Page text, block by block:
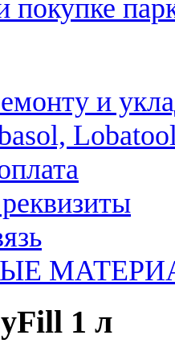
покупке
и
1 л